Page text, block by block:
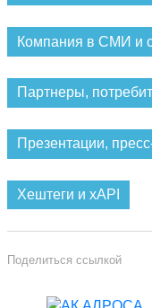
Компания в СМИ и
Партнеры,
Презентации,
Хештеги и xAPI
Поделиться ссылкой